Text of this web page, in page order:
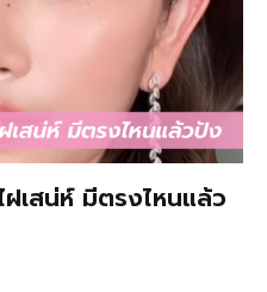
เสน่ห์ มีตรงไหนแล้ว